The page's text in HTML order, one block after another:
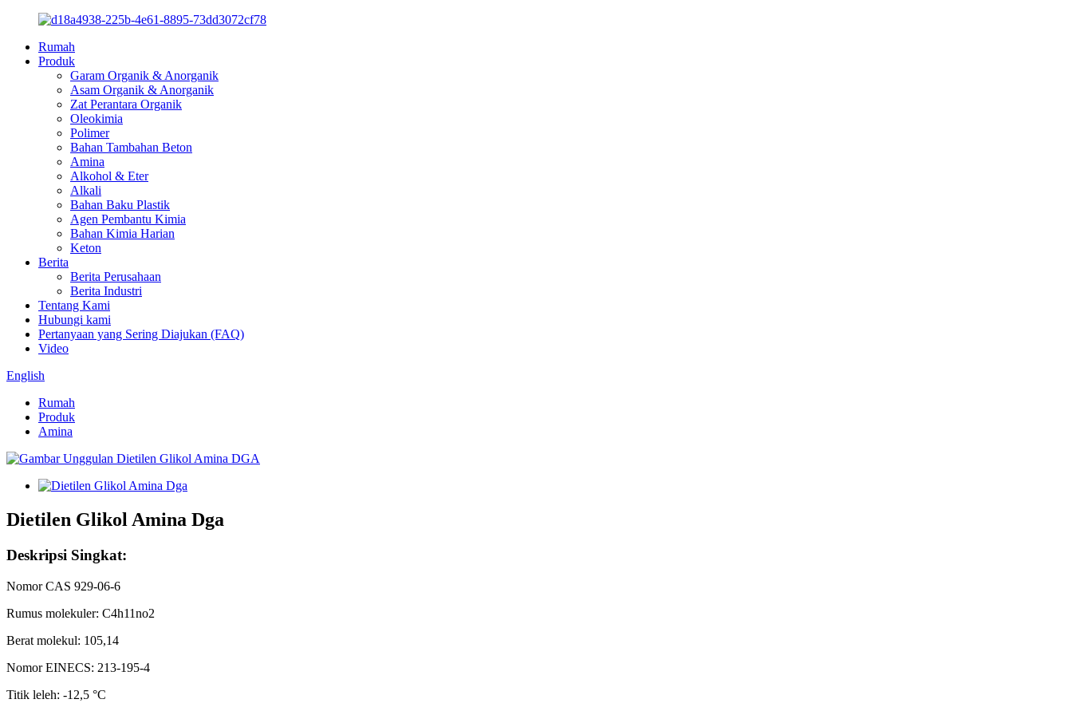
Rumah
Produk
Garam Organik & Anorganik
Asam Organik & Anorganik
Zat Perantara Organik
Oleokimia
Polimer
Bahan Tambahan Beton
Amina
Alkohol & Eter
Alkali
Bahan Baku Plastik
Agen Pembantu Kimia
Bahan Kimia Harian
Keton
Berita
Berita Perusahaan
Berita Industri
Tentang Kami
Hubungi kami
Pertanyaan yang Sering Diajukan (FAQ)
Video
English
Rumah
Produk
Amina
Dietilen Glikol Amina Dga
Deskripsi Singkat:
Nomor CAS 929-06-6
Rumus molekuler: C4h11no2
Berat molekul: 105,14
Nomor EINECS: 213-195-4
Titik leleh: -12,5 °C